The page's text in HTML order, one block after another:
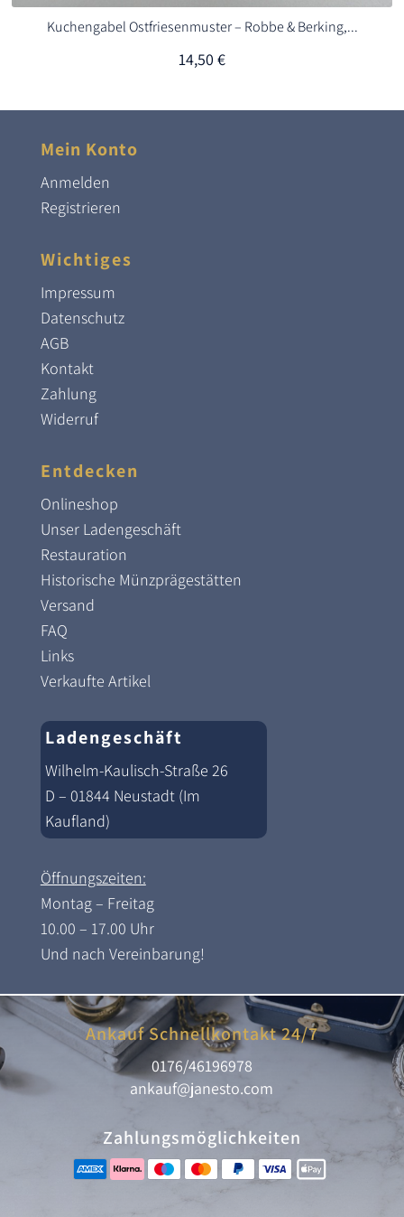
Kuchengabel Ostfriesenmuster – Robbe & Berking,...
14,50€
Mein Konto
Anmelden
Registrieren
Wichtiges
Impressum
Datenschutz
AGB
Kontakt
Zahlung
Widerruf
Entdecken
Onlineshop
Unser Ladengeschäft
Restauration
Historische Münzprägestätten
Versand
FAQ
Links
Verkaufte Artikel
Ladengeschäft
Wilhelm-Kaulisch-Straße 26
D – 01844 Neustadt (Im
Kaufland)
Öffnungszeiten:
Montag – Freitag
10.00 – 17.00 Uhr
Und nach Vereinbarung!
Ankauf Schnellkontakt 24/7
0176/46196978
ankauf@janesto.com
Zahlungsmöglichkeiten